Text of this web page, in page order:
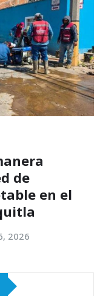
de
en el
2026